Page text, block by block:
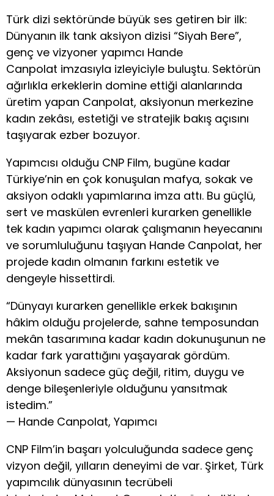
Türk dizi sektöründe büyük ses getiren bir ilk:
Dünyanın ilk tank aksiyon dizisi “Siyah Bere”,
genç ve vizyoner yapımcı Hande
Canpolat imzasıyla izleyiciyle buluştu. Sektörün
ağırlıkla erkeklerin domine ettiği alanlarında
üretim yapan Canpolat, aksiyonun merkezine
kadın zekâsı, estetiği ve stratejik bakış açısını
taşıyarak ezber bozuyor.
Yapımcısı olduğu CNP Film, bugüne kadar
Türkiye’nin en çok konuşulan mafya, sokak ve
aksiyon odaklı yapımlarına imza attı. Bu güçlü,
sert ve maskülen evrenleri kurarken genellikle
tek kadın yapımcı olarak çalışmanın heyecanını
ve sorumluluğunu taşıyan Hande Canpolat, her
projede kadın olmanın farkını estetik ve
dengeyle hissettirdi.
“Dünyayı kurarken genellikle erkek bakışının
hâkim olduğu projelerde, sahne temposundan
mekân tasarımına kadar kadın dokunuşunun ne
kadar fark yarattığını yaşayarak gördüm.
Aksiyonun sadece güç değil, ritim, duygu ve
denge bileşenleriyle olduğunu yansıtmak
istedim.”
— Hande Canpolat, Yapımcı
CNP Film’in başarı yolculuğunda sadece genç
vizyon değil, yılların deneyimi de var. Şirket, Türk
yapımcılık dünyasının tecrübeli